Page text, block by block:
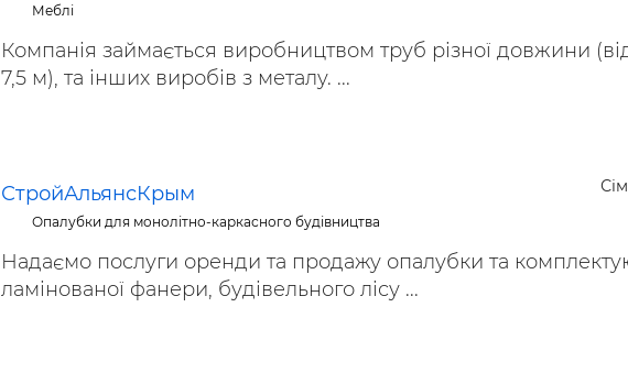
Меблі
Компанія займається виробництвом труб різної довжини
7,5 м), та інших виробів з металу. ...
СтройАльянсКрым
Опалубки для монолітно-каркасного будівництва
Надаємо послуги оренди та продажу опалубки та
ламінованої фанери, будівельного лісу ...